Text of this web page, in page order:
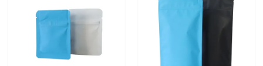
Video
Chi siamo